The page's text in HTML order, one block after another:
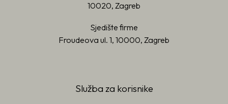
10020, Zagreb
Sjedište firme
Froudeova ul. 1, 10000, Zagreb
Služba za korisnike